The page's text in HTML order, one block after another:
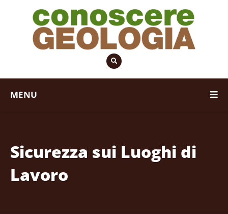
MENU
Sicurezza sui Luoghi di
Lavoro